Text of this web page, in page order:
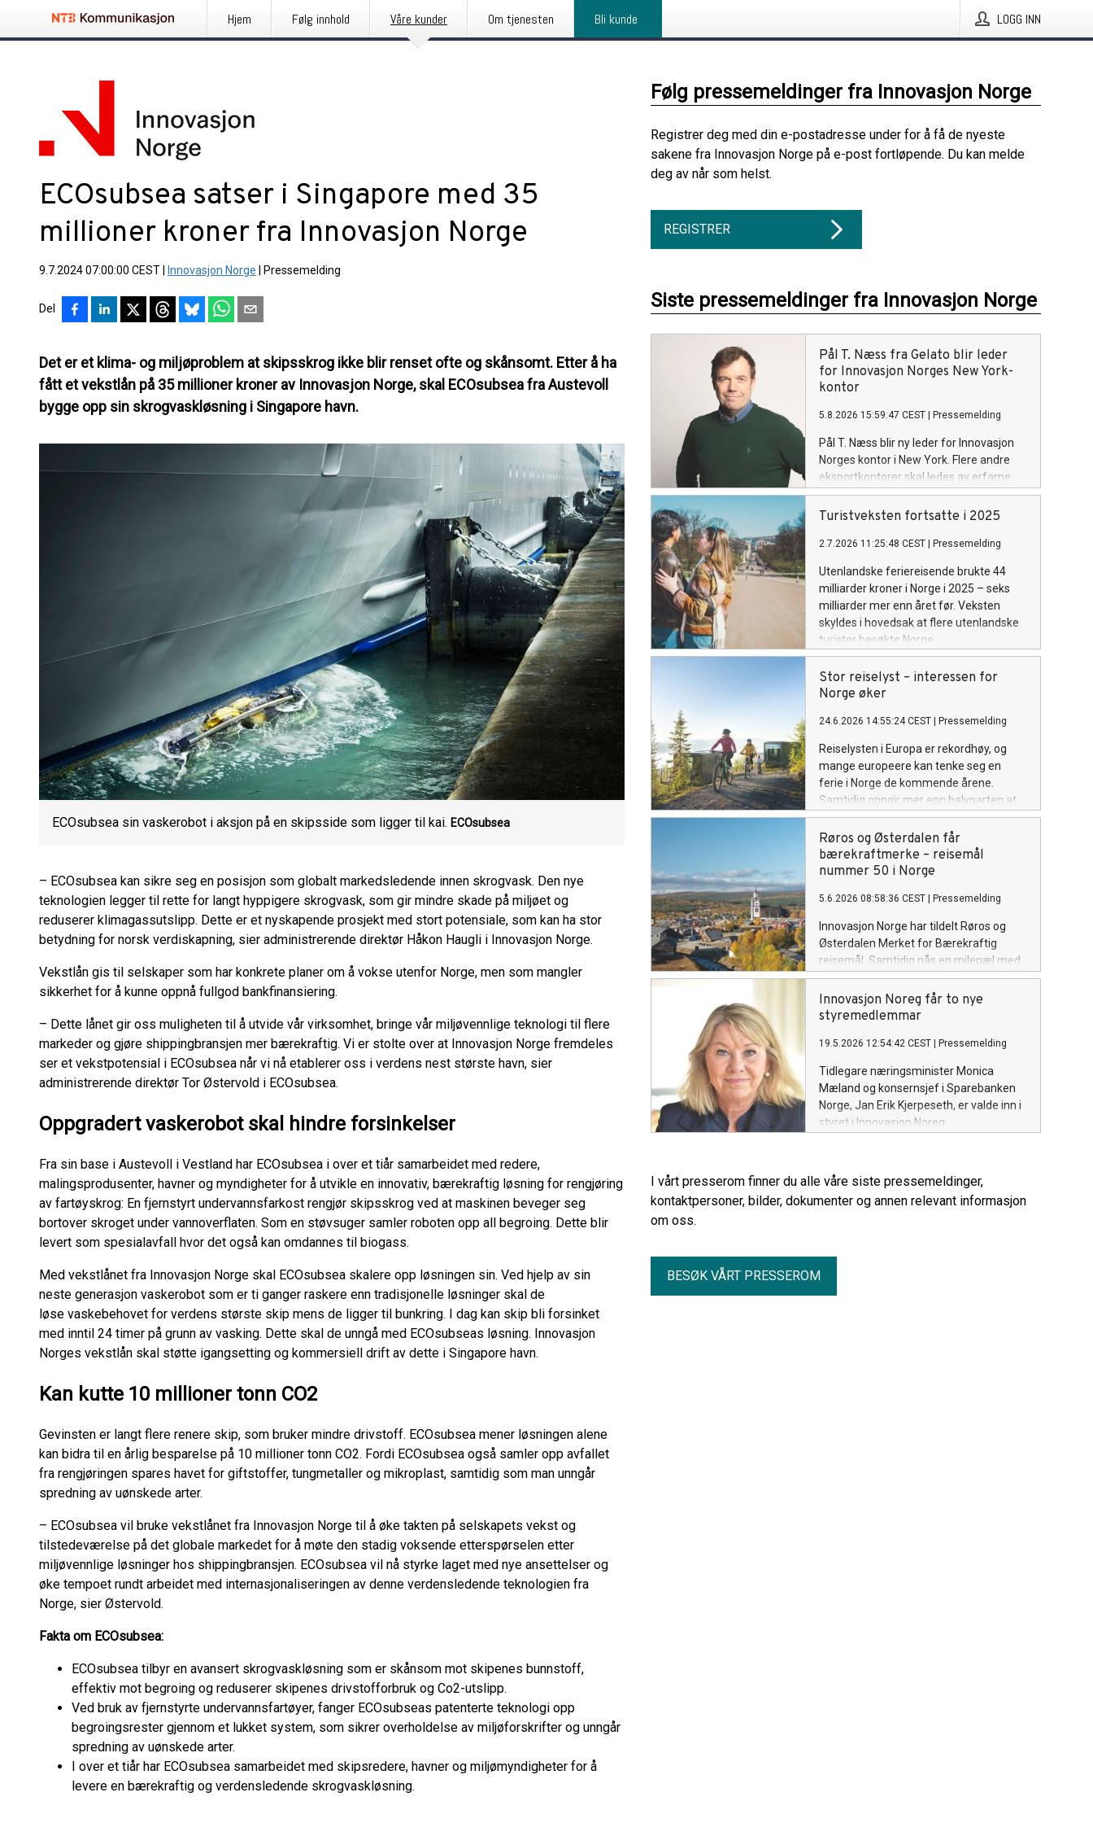
Hjem Følg innhold Våre kunder Om tjenesten Bli kunde LOGG INN
ECOsubsea satser i Singapore med 35
millioner kroner fra Innovasjon Norge
9.7.2024 07:00:00 CEST Innovasjon Norge Pressemelding
Del
Det er et klima- og miljøproblem at skipsskrog ikke blir renset ofte og skånsomt. Etter å ha
fått et vekstlån på 35 millioner kroner av Innovasjon Norge, skal ECOsubsea fra Austevoll
bygge opp sin skrogvaskløsning i Singapore havn.
ECOsubsea sin vaskerobot i aksjon på en skipsside som ligger til kai. ECOsubsea
– ECOsubsea kan sikre seg en posisjon som globalt markedsledende innen skrogvask. Den nye
teknologien legger til rette for langt hyppigere skrogvask, som gir mindre skade på miljøet og
reduserer klimagassutslipp. Dette er et nyskapende prosjekt med stort potensiale, som kan ha stor
betydning for norsk verdiskapning, sier administrerende direktør Håkon Haugli i Innovasjon Norge.
Vekstlån gis til selskaper som har konkrete planer om å vokse utenfor Norge, men som mangler
sikkerhet for å kunne oppnå fullgod bankfinansiering.
– Dette lånet gir oss muligheten til å utvide vår virksomhet, bringe vår miljøvennlige teknologi til flere
markeder og gjøre shippingbransjen mer bærekraftig. Vi er stolte over at Innovasjon Norge fremdeles
ser et vekstpotensial i ECOsubsea når vi nå etablerer oss i verdens nest største havn, sier
administrerende direktør Tor Østervold i ECOsubsea.
Oppgradert vaskerobot skal hindre forsinkelser
Fra sin base i Austevoll i Vestland har ECOsubsea i over et tiår samarbeidet med redere,
malingsprodusenter, havner og myndigheter for å utvikle en innovativ, bærekraftig løsning for rengjøring
av fartøyskrog: En fjernstyrt undervannsfarkost rengjør skipsskrog ved at maskinen beveger seg
bortover skroget under vannoverflaten. Som en støvsuger samler roboten opp all begroing. Dette blir
levert som spesialavfall hvor det også kan omdannes til biogass.
Med vekstlånet fra Innovasjon Norge skal ECOsubsea skalere opp løsningen sin. Ved hjelp av sin
neste generasjon vaskerobot som er ti ganger raskere enn tradisjonelle løsninger skal de
løse vaskebehovet for verdens største skip mens de ligger til bunkring. I dag kan skip bli forsinket
med inntil 24 timer på grunn av vasking. Dette skal de unngå med ECOsubseas løsning. Innovasjon
Norges vekstlån skal støtte igangsetting og kommersiell drift av dette i Singapore havn.
Kan kutte 10 millioner tonn CO2
Gevinsten er langt flere renere skip, som bruker mindre drivstoff. ECOsubsea mener løsningen alene
kan bidra til en årlig besparelse på 10 millioner tonn CO2. Fordi ECOsubsea også samler opp avfallet
fra rengjøringen spares havet for giftstoffer, tungmetaller og mikroplast, samtidig som man unngår
spredning av uønskede arter.
– ECOsubsea vil bruke vekstlånet fra Innovasjon Norge til å øke takten på selskapets vekst og
tilstedeværelse på det globale markedet for å møte den stadig voksende etterspørselen etter
miljøvennlige løsninger hos shippingbransjen. ECOsubsea vil nå styrke laget med nye ansettelser og
øke tempoet rundt arbeidet med internasjonaliseringen av denne verdensledende teknologien fra
Norge, sier Østervold.
Fakta om ECOsubsea:
ECOsubsea tilbyr en avansert skrogvaskløsning som er skånsom mot skipenes bunnstoff,
effektiv mot begroing og reduserer skipenes drivstofforbruk og Co2-utslipp.
Ved bruk av fjernstyrte undervannsfartøyer, fanger ECOsubseas patenterte teknologi opp
begroingsrester gjennom et lukket system, som sikrer overholdelse av miljøforskrifter og unngår
spredning av uønskede arter.
I over et tiår har ECOsubsea samarbeidet med skipsredere, havner og miljømyndigheter for å
levere en bærekraftig og verdensledende skrogvaskløsning.
Følg pressemeldinger fra Innovasjon Norge
Registrer deg med din e-postadresse under for å få de nyeste
sakene fra Innovasjon Norge på e-post fortløpende. Du kan melde
deg av når som helst.
REGISTRER
Siste pressemeldinger fra Innovasjon Norge
Pål T. Næss fra Gelato blir leder
for Innovasjon Norges New York-
kontor
5.8.2026 15:59:47 CEST Pressemelding
Pål T. Næss blir ny leder for Innovasjon
Norges kontor i New York. Flere andre
eksportkontorer skal ledes av erfarne
næringslivsprofiler.
Turistveksten fortsatte i 2025
2.7.2026 11:25:48 CEST Pressemelding
Utenlandske feriereisende brukte 44
milliarder kroner i Norge i 2025 – seks
milliarder mer enn året før. Veksten
skyldes i hovedsak at flere utenlandske
turister besøkte Norge.
Stor reiselyst – interessen for
Norge øker
24.6.2026 14:55:24 CEST Pressemelding
Reiselysten i Europa er rekordhøy, og
mange europeere kan tenke seg en
ferie i Norge de kommende årene.
Samtidig oppgir mer enn halvparten at
økonomisk eller politisk uro påvirker
ferieplanene deres.
Røros og Østerdalen får
bærekraftmerke – reisemål
nummer 50 i Norge
5.6.2026 08:58:36 CEST Pressemelding
Innovasjon Norge har tildelt Røros og
Østerdalen Merket for Bærekraftig
reisemål. Samtidig nås en milepæl med
reisemål nummer 50 i den nasjonale
merkeordningen.
Innovasjon Noreg får to nye
styremedlemmar
19.5.2026 12:54:42 CEST Pressemelding
Tidlegare næringsminister Monica
Mæland og konsernsjef i Sparebanken
Norge, Jan Erik Kjerpeseth, er valde inn i
styret i Innovasjon Noreg.
I vårt presserom finner du alle våre siste pressemeldinger,
kontaktpersoner, bilder, dokumenter og annen relevant informasjon
om oss.
BESØK VÅRT PRESSEROM